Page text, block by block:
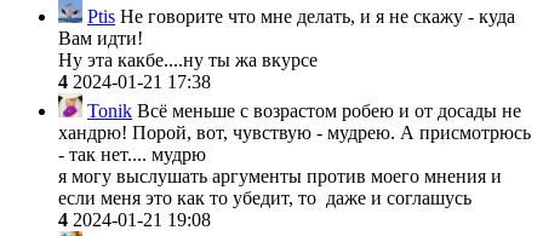
Ptis Не говорите что мне делать, и я не скажу - куда
Вам идти!
Ну эта какбе....ну ты жа вкурсе
4 2024-01-21 17:38
Tonik Всё меньше с возрастом робею и от досады не
хандрю! Порой, вот, чувствую - мудрею. А присмотрюсь
- так нет.... мудрю
я могу выслушать аргументы против моего мнения и
если меня это как то убедит, то даже и соглашусь
4 2024-01-21 19:08